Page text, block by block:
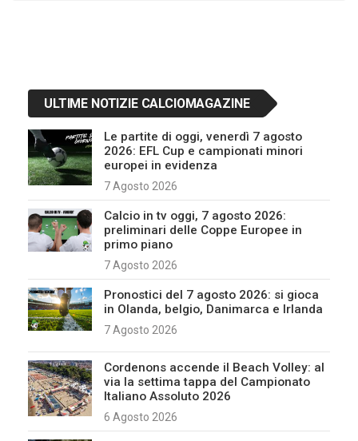
ULTIME NOTIZIE CALCIOMAGAZINE
Le partite di oggi, venerdì 7 agosto
2026: EFL Cup e campionati minori
europei in evidenza
7 Agosto 2026
Calcio in tv oggi, 7 agosto 2026:
preliminari delle Coppe Europee in
primo piano
7 Agosto 2026
Pronostici del 7 agosto 2026: si gioca
in Olanda, belgio, Danimarca e Irlanda
7 Agosto 2026
Cordenons accende il Beach Volley: al
via la settima tappa del Campionato
Italiano Assoluto 2026
6 Agosto 2026